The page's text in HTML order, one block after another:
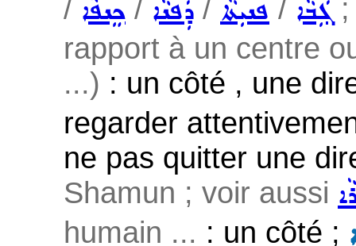
/ ܟܸܢܦܵܐ / ܕܲܦܢܵܐ / ܦܢܝܼܬܵܐ / ܓܲܒܵܐ
rapport à un centre
...) : un côté , une
regarder
ne pas quitter une
Shamun ; voir aussi
humain ... : un côté ;